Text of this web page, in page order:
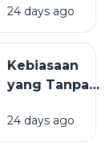
Kesejahteraan
Kita?
atau Di
Tempat
Mana yang
Lebih
24 days ago
Kebiasaan
yang Tanpa
Mengundang
Kecoak,
24 days ago